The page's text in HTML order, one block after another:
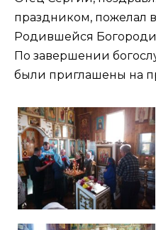
праздником, пожелал
Родившейся
По завершении
были приглашены на